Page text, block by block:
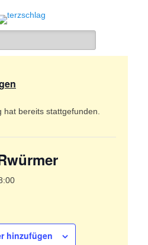
terzschlag
e. V.
hat bereits stattgefunden.
hinzufügen